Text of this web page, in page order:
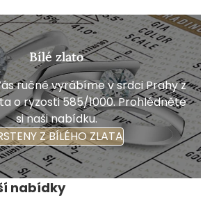
Bílé zlato
ručně vyrábíme v srdci Prahy z
o ryzosti 585/1000. Prohlédněte
si naši nabídku.
Z BÍLÉHO ZLATA
nabídky